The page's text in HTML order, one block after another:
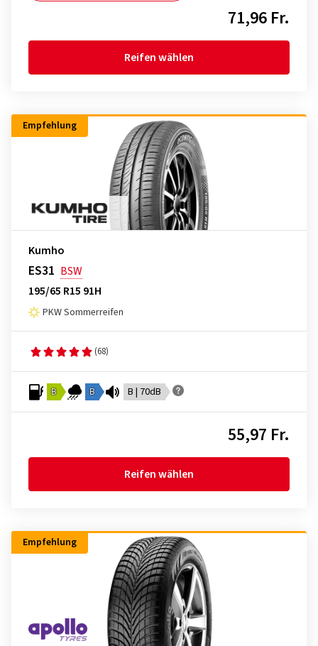
71,96 Fr.
Reifen wählen
Empfehlung
Kumho
ES31 BSW
195/65 R15 91H
PKW Sommerreifen
(68)
B B B | 70dB
55,97 Fr.
Reifen wählen
Empfehlung